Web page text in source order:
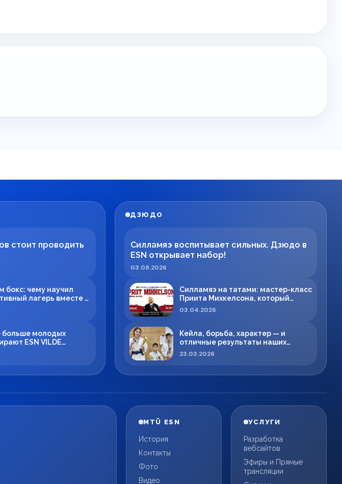
стоит проводить
бокс: чему научил
лагерь вместе с
больше молодых
ESN VILDE
ДЗЮДО
Силламяэ воспитывает сильных. Дзюдо в
ESN открывает набор!
03.08.2026
Силламяэ на татами: мастер-класс
Приита Михкелсона, который
меняет правила игры в регионе
03.04.2026
Кейла, борьба, характер — и
отличные результаты наших
спортсменов!
23.03.2026
MTÜ ESN
История
Контакты
Фото
Видео
УСЛУГИ
Разработка
вебсайтов
Эфиры и Прямые
трансляции